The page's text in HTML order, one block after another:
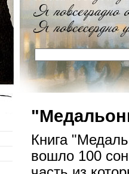
Книга
вошло 100